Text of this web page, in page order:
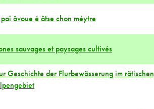
âvoue é âtse chon méytre
sauvages et paysages cultivés
Geschichte der Flurbewässerung im rätischen